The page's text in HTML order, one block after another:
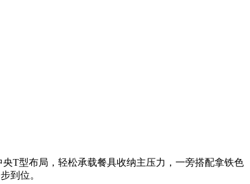
T型布局，轻松承载餐具收纳主压力，一旁搭配拿铁色
到位。